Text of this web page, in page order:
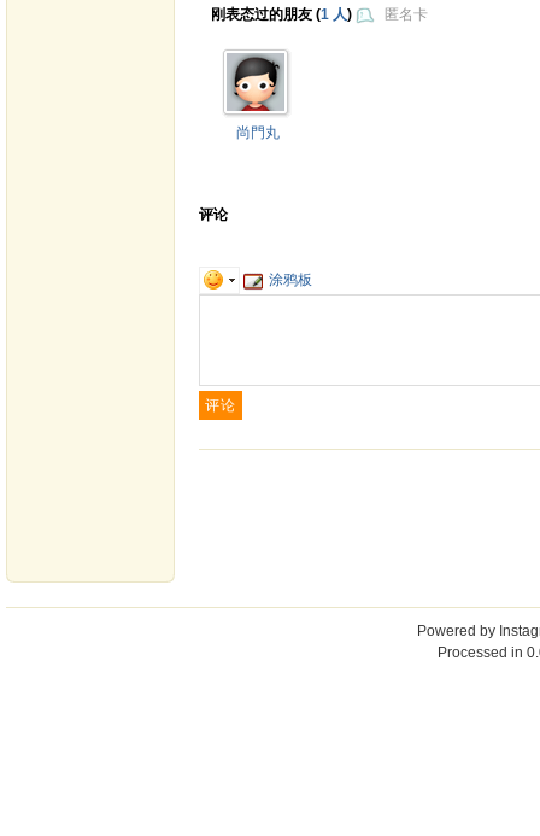
刚表态过的朋友 (1 人) 匿名卡
尚門丸
评论
涂鸦板
Powered by
Processed in